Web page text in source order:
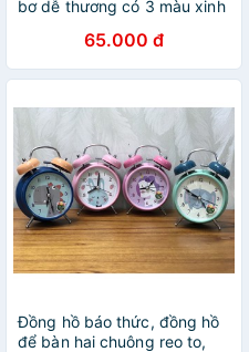
bơ dễ thương có 3 màu xinh
bàn chuông reo to
65.000 đ
Đồng hồ báo thức, đồng hồ
để bàn hai chuông reo to,